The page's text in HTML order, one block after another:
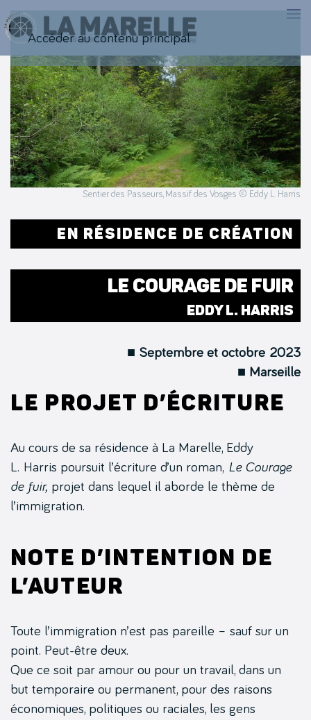
Accéder au contenu principal
Sentier des Passeurs, Massif des Vosges © Eddy L. Harris
EN RÉSIDENCE DE CRÉATION
LE COURAGE DE FUIR
EDDY L. HARRIS
■ Septembre et octobre 2023
■ Marseille
Le projet d’écriture
Au cours de sa résidence à La Marelle, Eddy
L. Harris poursuit l’écriture d’un roman, Le Courage
de fuir, projet dans lequel il aborde le thème de
l’immigration.
Note d’intention de
l’auteur
Toute l’immigration n’est pas pareille – sauf sur un
point. Peut-être deux.
Que ce soit par amour ou pour un travail, dans un
but temporaire ou permanent, pour des raisons
économiques, politiques ou raciales, les gens